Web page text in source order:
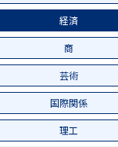
経済
商
芸術
国際関係
理工